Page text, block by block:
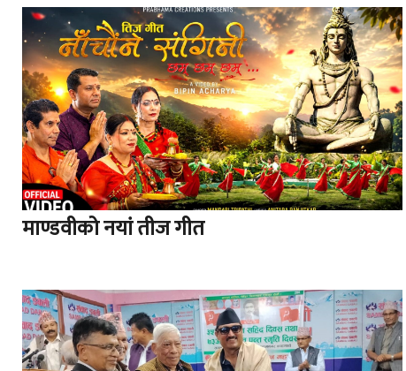
माण्डवीको नयां तीज गीत